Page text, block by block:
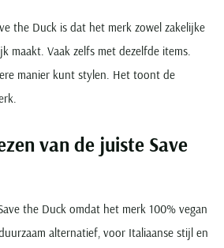
the Duck is dat het merk zowel zakelijke
maakt. Vaak zelfs met dezelfde items.
manier kunt stylen. Het toont de
van de juiste Save
the Duck omdat het merk 100% vegan
alternatief, voor Italiaanse stijl en